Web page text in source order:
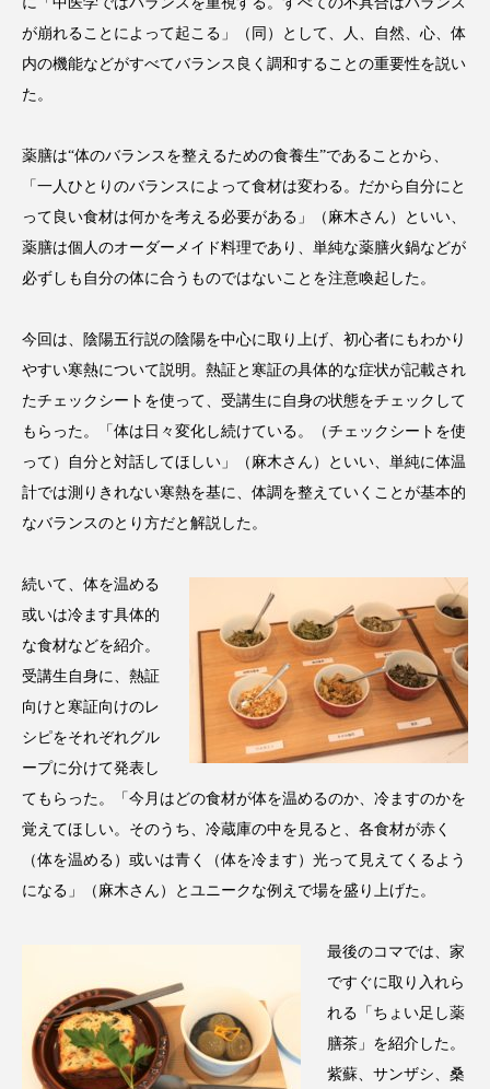
スキンケア スキンケア 習慣
スマートウォッチ スマートパッチ
スマートリング セーフプレイス セラミド
セラミド保湿 セルフケア
デジタルデトックス デトックス
ドライヤー 温度 髪 ダメージ ナイアシンアミド
ナイトプロテイン ナイトルーティン 金木犀
パーフェクト株式会社 バイオハッキング
バイオミメティクス バイオミメティック
バリア機能 ハロウィ
ハロウィン後スキンケア
ハロウィン翌日 肌リセット ヒアルロン酸
ビジネスモデル ビタミンC誘導体 ファシア
プチ断食 ブルーオーシャン
フレグランス 冬 プロンプト ヘアケア
が崩れることによって起こる」（同）として、人、自然、心、体
内の機能などがすべてバランス良く調和することの重要性を説い
た。
薬膳は“体のバランスを整えるための食養生”であることから、
「一人ひとりのバランスによって食材は変わる。だから自分にと
って良い食材は何かを考える必要がある」（麻木さん）といい、
薬膳は個人のオーダーメイド料理であり、単純な薬膳火鍋などが
必ずしも自分の体に合うものではないことを注意喚起した。
今回は、陰陽五行説の陰陽を中心に取り上げ、初心者にもわかり
やすい寒熱について説明。熱証と寒証の具体的な症状が記載され
たチェックシートを使って、受講生に自身の状態をチェックして
もらった。「体は日々変化し続けている。（チェックシートを使
って）自分と対話してほしい」（麻木さん）といい、単純に体温
計では測りきれない寒熱を基に、体調を整えていくことが基本的
なバランスのとり方だと解説した。
続いて、体を温める
或いは冷ます具体的
な食材などを紹介。
受講生自身に、熱証
向けと寒証向けのレ
シピをそれぞれグル
ープに分けて発表し
てもらった。「今月はどの食材が体を温めるのか、冷ますのかを
覚えてほしい。そのうち、冷蔵庫の中を見ると、各食材が赤く
（体を温める）或いは青く（体を冷ます）光って見えてくるよう
になる」（麻木さん）とユニークな例えで場を盛り上げた。
最後のコマでは、家
ですぐに取り入れら
れる「ちょい足し薬
膳茶」を紹介した。
紫蘇、サンザシ、桑